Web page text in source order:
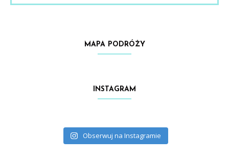
MAPA PODRÓŻY
INSTAGRAM
Obserwuj na Instagramie